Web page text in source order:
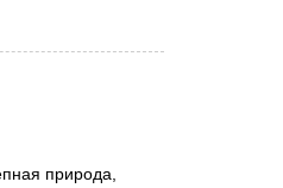
природа,